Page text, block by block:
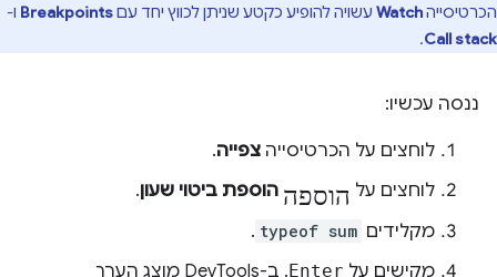
הכרטיסייהWatch עשויה להופיע כקטע שניתן לכווץ יחד עםBreakpoints ו-
Call stack
.
ננסה עכשיו:
לוחצים על הכרטיסייה צפייה.
לוחצים על הוספה הוספת ביטוי שעון.
מקלידים typeof sum
.
מקישים על Enter. ב-DevTools מוצג הערך